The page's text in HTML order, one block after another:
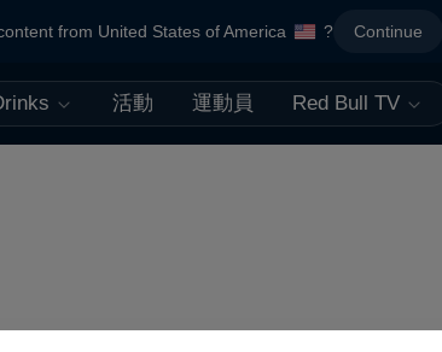
from United States of America ? Continue
活動 運動員 Red Bull TV